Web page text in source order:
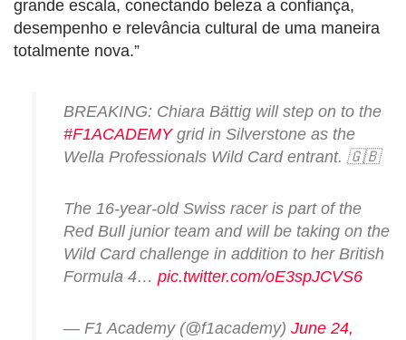
grande escala, conectando beleza a confiança,
desempenho e relevância cultural de uma maneira
totalmente nova.”
BREAKING: Chiara Bättig will step on to the
#F1ACADEMYgrid in Silverstone as the
Wella Professionals Wild Card entrant. 🇬🇧
The 16-year-old Swiss racer is part of the
Red Bull junior team and will be taking on the
Wild Card challenge in addition to her British
Formula 4… pic.twitter.com/oE3spJCVS6
— F1 Academy (@f1academy) June 24,